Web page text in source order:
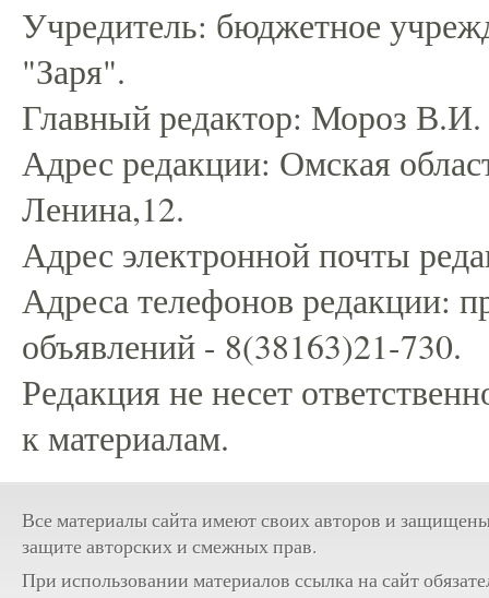
Учредитель: бюджетное
"Заря".
Главный редактор: Мороз В.И.
Адрес редакции: Омская
Ленина,12.
Адрес электронной почты
Адреса телефонов редакции:
объявлений - 8(38163)21-730.
Редакция не несет
к материалам.
Все материалы сайта имеют своих авторов и
защите авторских и смежных прав.
При использовании материалов ссылка на сайт